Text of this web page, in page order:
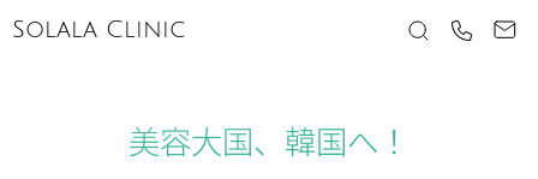
Solala Clinic
美容大国、韓国へ！